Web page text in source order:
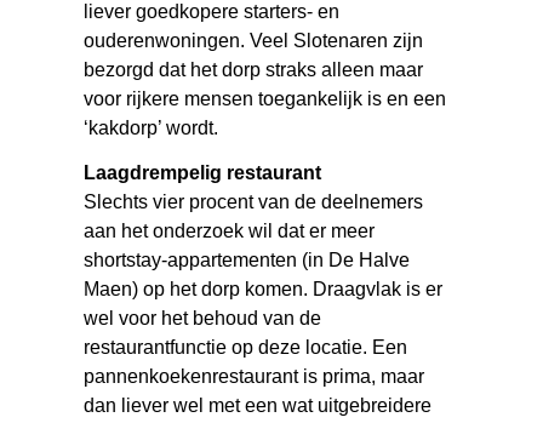
liever goedkopere starters- en
ouderenwoningen. Veel Slotenaren zijn
bezorgd dat het dorp straks alleen maar
voor rijkere mensen toegankelijk is en een
‘kakdorp’ wordt.
Laagdrempelig restaurant
Slechts vier procent van de deelnemers
aan het onderzoek wil dat er meer
shortstay-appartementen (in De Halve
Maen) op het dorp komen. Draagvlak is er
wel voor het behoud van de
restaurantfunctie op deze locatie. Een
pannenkoekenrestaurant is prima, maar
dan liever wel met een wat uitgebreidere